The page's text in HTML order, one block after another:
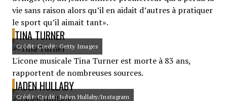
vie sans raison alors qu’il en aidait d’autres à pratiquer
le sport qu’il aimait tant».
TINA TURNER
Crédit: Credit: Getty Images
L'icone musicale Tina Turner est morte à 83 ans,
rapportent de nombreuses sources.
JADEN HULLABY
Crédit: Credit: Jaden Hullaby/Instagram